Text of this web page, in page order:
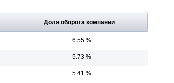
Доля оборота компании
6.55 %
5.73 %
5.41 %